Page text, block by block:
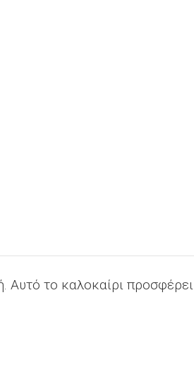
Αυτό το καλοκαίρι προσφέρει